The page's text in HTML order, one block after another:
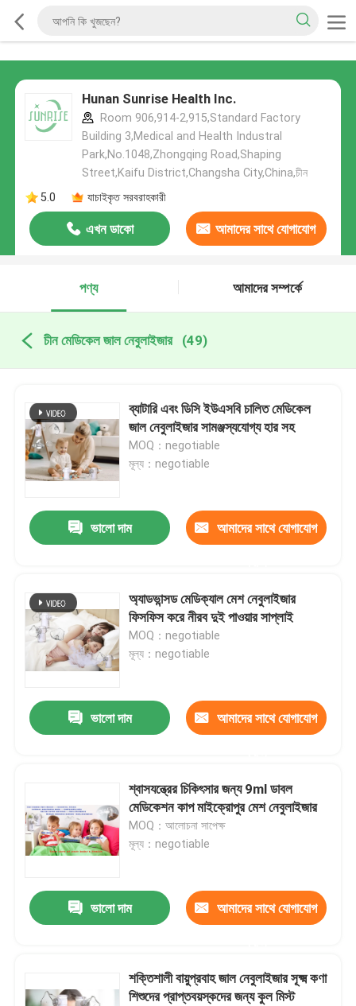
Hunan Sunrise Health Inc.
Room 906,914-2,915,Standard Factory
Building 3,Medical and Health Industral
Park,No.1048,Zhongqing Road,Shaping
Street,Kaifu District,Changsha City,China,চীন
5.0
যাচাইকৃত সরবরাহকারী
এখন ডাকো আমাদের সাথে যোগাযোগ
পণ্য
আমাদের সম্পর্কে
চীন মেডিকেল জাল নেবুলাইজার (49)
ব্যাটারি এবং ডিসি ইউএসবি চালিত মেডিকেল
জাল নেবুলাইজার সামঞ্জস্যযোগ্য হার সহ
MOQ：negotiable
মূল্য：negotiable
ভালো দাম আমাদের সাথে যোগাযোগ
অ্যাডভান্সড মেডিক্যাল মেশ নেবুলাইজার
ফিসফিস করে নীরব দুই পাওয়ার সাপ্লাই
MOQ：negotiable
মূল্য：negotiable
ভালো দাম আমাদের সাথে যোগাযোগ
শ্বাসযন্ত্রের চিকিৎসার জন্য 9ml ডাবল
মেডিকেশন কাপ মাইক্রোপুর মেশ নেবুলাইজার
MOQ：আলোচনা সাপেক্ষ
মূল্য：negotiable
ভালো দাম আমাদের সাথে যোগাযোগ
শক্তিশালী বায়ুপ্রবাহ জাল নেবুলাইজার সূক্ষ্ম কণা
শিশুদের প্রাপ্তবয়স্কদের জন্য কুল মিস্ট